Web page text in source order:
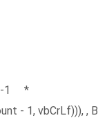
-1 *
- 1, vbCrLf))), , B